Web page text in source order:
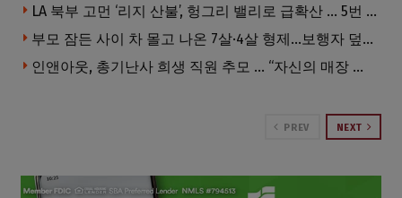
LA 북부 고먼 ‘리지 산불’, 헝그리 밸리로 급확산 … 5번 Fwy 양방향 전면 폐쇄
부모 잠든 사이 차 몰고 나온 7살·4살 형제…보행자 덮쳐 중태
인앤아웃, 총기난사 희생 직원 추모 … “자신의 매장 운영이 꿈이었다”
PREV NEXT